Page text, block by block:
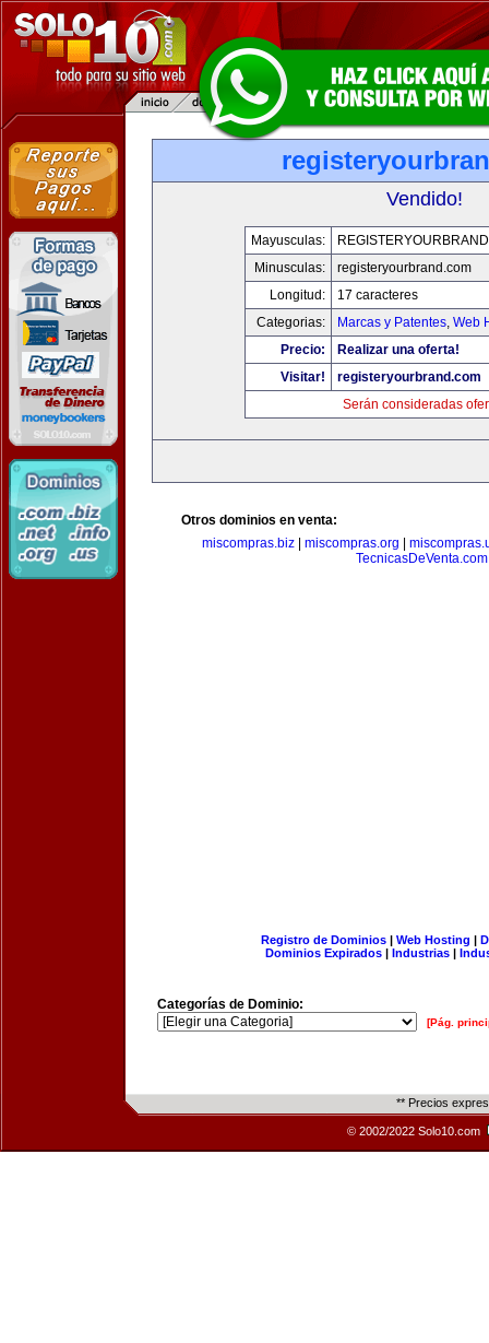
Vendido!
Mayusculas:
Minusculas:
registeryourbrand.com
Longitud:
17 caracteres
Categorias:
Marcas y Patentes, Web
Precio:
Realizar una oferta!
Visitar!
registeryourbrand.com
Serán consideradas
Otros dominios en venta:
miscompras.biz| miscompras.org
TecnicasDeVenta.com
Registro de Dominios| Web Hosting |
Dominios Expirados | Industrias |
Categorías de Dominio:
[Pág.
** Precios
© 2002/2022 Solo10.com